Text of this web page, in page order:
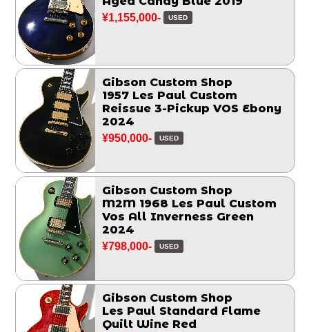
¥1,155,000- USED
Gibson Custom Shop
1957 Les Paul Custom
Reissue 3-Pickup VOS Ebony
2024
¥950,000- USED
Gibson Custom Shop
M2M 1968 Les Paul Custom
Vos All Inverness Green
2024
¥798,000- USED
Gibson Custom Shop
Les Paul Standard Flame
Quilt Wine Red